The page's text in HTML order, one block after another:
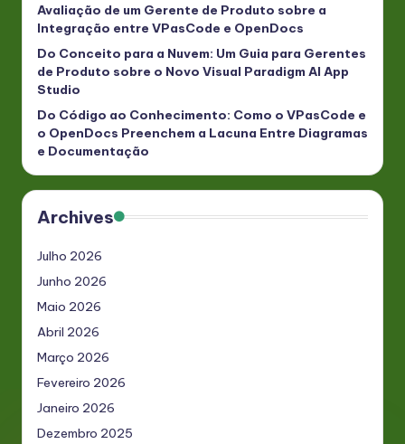
Avaliação de um Gerente de Produto sobre a
Integração entre VPasCode e OpenDocs
Do Conceito para a Nuvem: Um Guia para Gerentes
de Produto sobre o Novo Visual Paradigm AI App
Studio
Do Código ao Conhecimento: Como o VPasCode e
o OpenDocs Preenchem a Lacuna Entre Diagramas
e Documentação
Archives
Julho 2026
Junho 2026
Maio 2026
Abril 2026
Março 2026
Fevereiro 2026
Janeiro 2026
Dezembro 2025